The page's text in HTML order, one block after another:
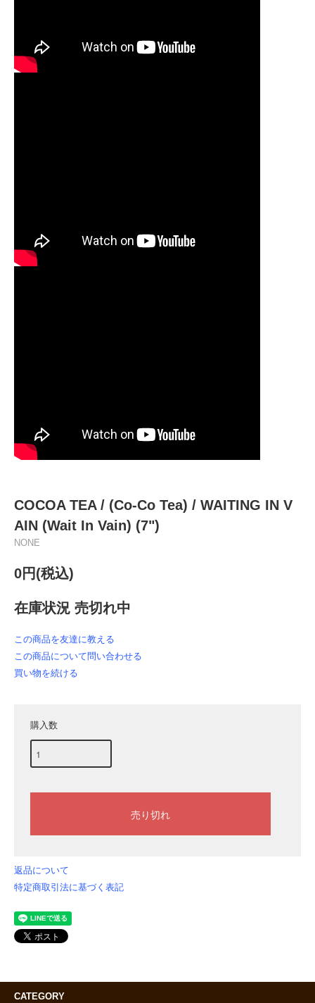
COCOA TEA / (Co-Co Tea) / WAITING IN V
AIN (Wait In Vain) (7")
NONE
0円(税込)
在庫状況 売切れ中
この商品を友達に教える
この商品について問い合わせる
買い物を続ける
購入数
返品について
特定商取引法に基づく表記
CATEGORY